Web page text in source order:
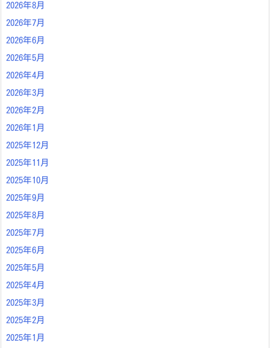
2026年8月
2026年7月
2026年6月
2026年5月
2026年4月
2026年3月
2026年2月
2026年1月
2025年12月
2025年11月
2025年10月
2025年9月
2025年8月
2025年7月
2025年6月
2025年5月
2025年4月
2025年3月
2025年2月
2025年1月